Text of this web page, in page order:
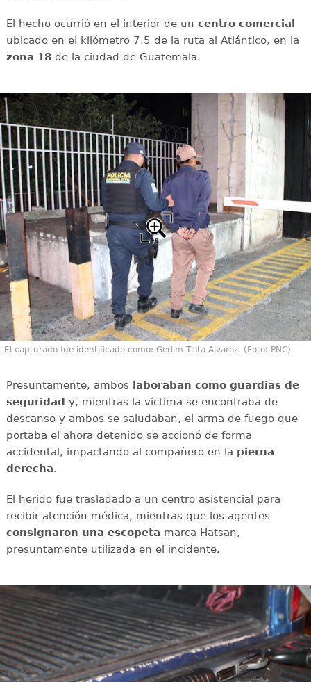
El hecho ocurrió en el interior de un centro comercial
ubicado en el kilómetro 7.5 de la ruta al Atlántico, en la
zona 18de la ciudad de Guatemala.
El capturado fue identificado como: Gerlim Tista Alvarez. (Foto: PNC)
Presuntamente, ambos
laboraban como guardias de
seguridad y, mientras la víctima se encontraba de
descanso y ambos se saludaban, el arma de fuego que
portaba el ahora detenido se accionó de forma
accidental, impactando al compañero en la pierna
derecha.
El herido fue trasladado a un centro asistencial para
recibir atención médica, mientras que los agentes
consignaron una escopeta marca Hatsan,
presuntamente utilizada en el incidente.